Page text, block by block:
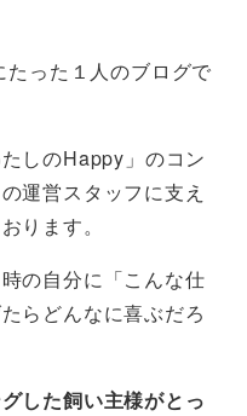
った１人のブログで
しのHappy」のコン
運営スタッフに支え
ります。
の自分に「こんな仕
らどんなに喜ぶだろ
した飼い主様がとっ